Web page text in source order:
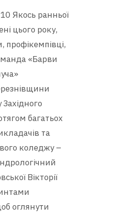
Якось ранньої
цього року,
профікемпівці,
«Барви
багатьох
та
коледжу –
Вікторії
оглянути